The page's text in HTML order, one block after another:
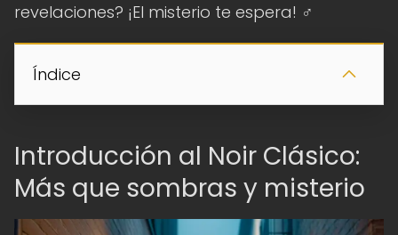
revelaciones? ¡El misterio te espera! ️‍♂️
Índice
Introducción al Noir Clásico:
Más que sombras y misterio